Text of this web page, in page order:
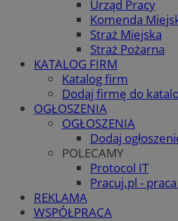
Urząd Pracy
Komenda
Straż Miejska
Straż Pożarna
KATALOG FIRM
Katalog firm
Dodaj firmę do
OGŁOSZENIA
OGŁOSZENIA
Dodaj
POLECAMY
Protocol IT
Pracuj.pl -
REKLAMA
WSPÓŁPRACA